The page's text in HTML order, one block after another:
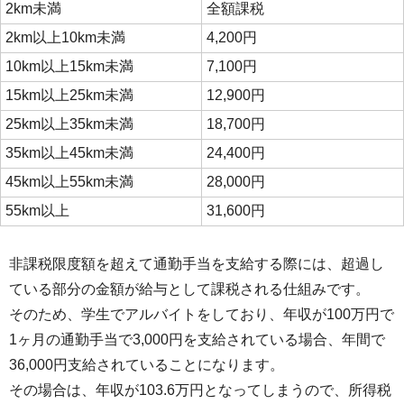
2km未満
全額課税
2km以上10km未満
4,200円
10km以上15km未満
7,100円
15km以上25km未満
12,900円
25km以上35km未満
18,700円
35km以上45km未満
24,400円
45km以上55km未満
28,000円
55km以上
31,600円
非課税限度額を超えて通勤手当を支給する際には、超過し
ている部分の金額が給与として課税される仕組みです。
そのため、学生でアルバイトをしており、年収が100万円で
1ヶ月の通勤手当で3,000円を支給されている場合、年間で
36,000円支給されていることになります。
その場合は、年収が103.6万円となってしまうので、所得税